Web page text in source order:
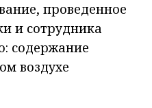
проведенное
и сотрудника
содержание
воздухе